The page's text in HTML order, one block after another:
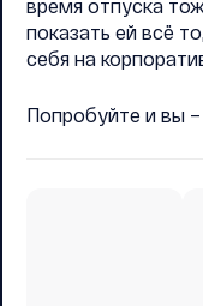
время отпуска
показать ей всё
себя на
Попробуйте и вы